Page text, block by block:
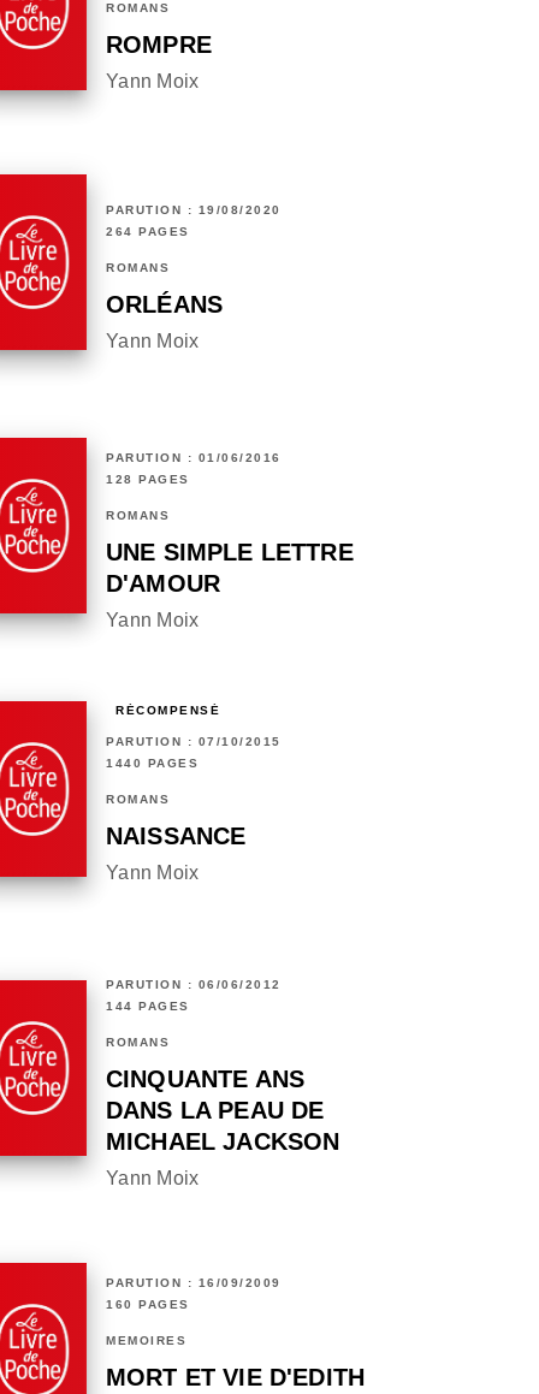
ROMANS
ROMPRE
Yann Moix
PARUTION : 19/08/2020
264 PAGES
ROMANS
ORLÉANS
Yann Moix
PARUTION : 01/06/2016
128 PAGES
ROMANS
UNE SIMPLE LETTRE
D'AMOUR
Yann Moix
RÉCOMPENSÉ
PARUTION : 07/10/2015
1440 PAGES
ROMANS
NAISSANCE
Yann Moix
PARUTION : 06/06/2012
144 PAGES
ROMANS
CINQUANTE ANS
DANS LA PEAU DE
MICHAEL JACKSON
Yann Moix
PARUTION : 16/09/2009
160 PAGES
MÉMOIRES
MORT ET VIE D'EDITH